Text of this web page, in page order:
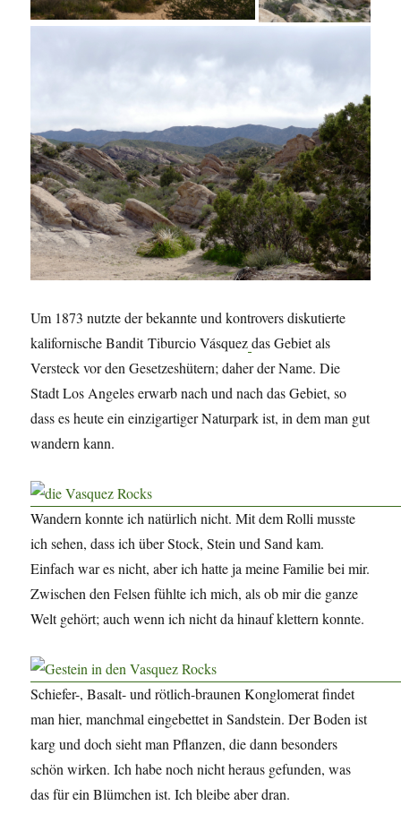
Um 1873 nutzte der bekannte und kontrovers diskutierte
kalifornische Bandit Tiburcio Vásquez das Gebiet als
Versteck vor den Gesetzeshütern; daher der Name. Die
Stadt Los Angeles erwarb nach und nach das Gebiet, so
dass es heute ein einzigartiger Naturpark ist, in dem man gut
wandern kann.
Wandern konnte ich natürlich nicht. Mit dem Rolli musste
ich sehen, dass ich über Stock, Stein und Sand kam.
Einfach war es nicht, aber ich hatte ja meine Familie bei mir.
Zwischen den Felsen fühlte ich mich, als ob mir die ganze
Welt gehört; auch wenn ich nicht da hinauf klettern konnte.
Schiefer-, Basalt- und rötlich-braunen Konglomerat findet
man hier, manchmal eingebettet in Sandstein. Der Boden ist
karg und doch sieht man Pflanzen, die dann besonders
schön wirken. Ich habe noch nicht heraus gefunden, was
das für ein Blümchen ist. Ich bleibe aber dran.